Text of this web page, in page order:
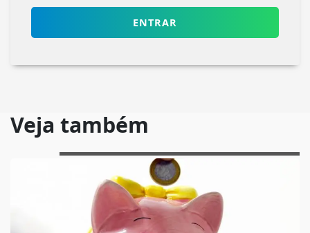
ENTRAR
Veja também